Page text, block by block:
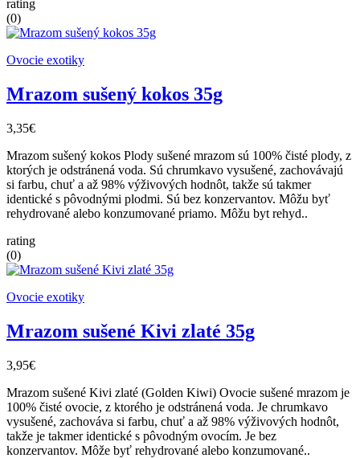
rating
(0)
Ovocie exotiky
Mrazom sušený kokos 35g
3,35€
Mrazom sušený kokos Plody sušené mrazom sú 100% čisté plody, z
ktorých je odstránená voda. Sú chrumkavo vysušené, zachovávajú
si farbu, chuť a až 98% výživových hodnôt, takže sú takmer
identické s pôvodnými plodmi. Sú bez konzervantov. Môžu byť
rehydrované alebo konzumované priamo. Môžu byt rehyd..
rating
(0)
Ovocie exotiky
Mrazom sušené Kivi zlaté 35g
3,95€
Mrazom sušené Kivi zlaté (Golden Kiwi) Ovocie sušené mrazom je
100% čisté ovocie, z ktorého je odstránená voda. Je chrumkavo
vysušené, zachováva si farbu, chuť a až 98% výživových hodnôt,
takže je takmer identické s pôvodným ovocím. Je bez
konzervantov. Môže byť rehydrované alebo konzumované..